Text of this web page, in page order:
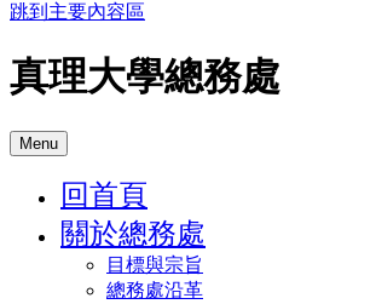
跳到主要內容區
真理大學總務處
Menu
回首頁
關於總務處
目標與宗旨
總務處沿革